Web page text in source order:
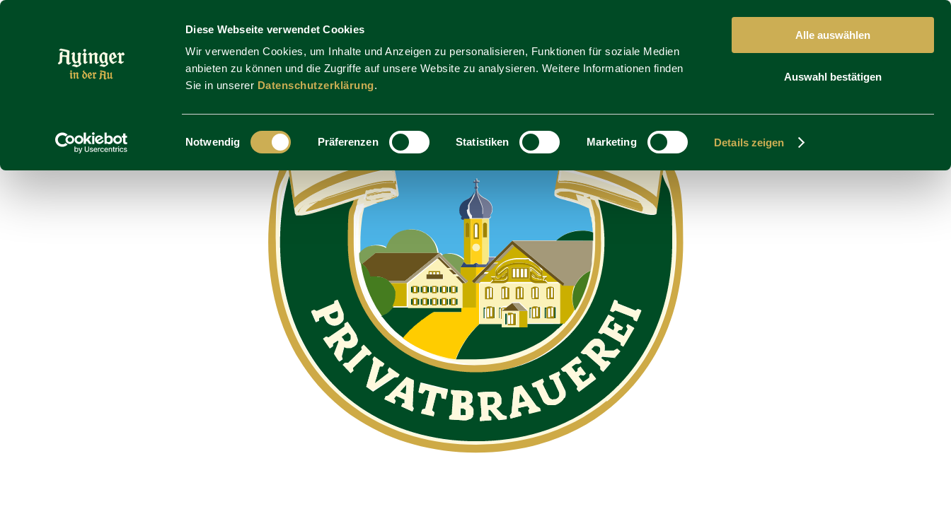
Diese Webseite verwendet Cookies
Wir verwenden Cookies, um Inhalte und Anzeigen zu personalisieren, Funktionen für soziale Medien
anbieten zu können und die Zugriffe auf unsere Website zu analysieren. Weitere Informationen finden
Sie in unserer Datenschutzerklärung.
Einwilligungsauswahl
Notwendig Präferenzen Statistiken Marketing Details zeigen
Alle auswählen
Auswahl bestätigen